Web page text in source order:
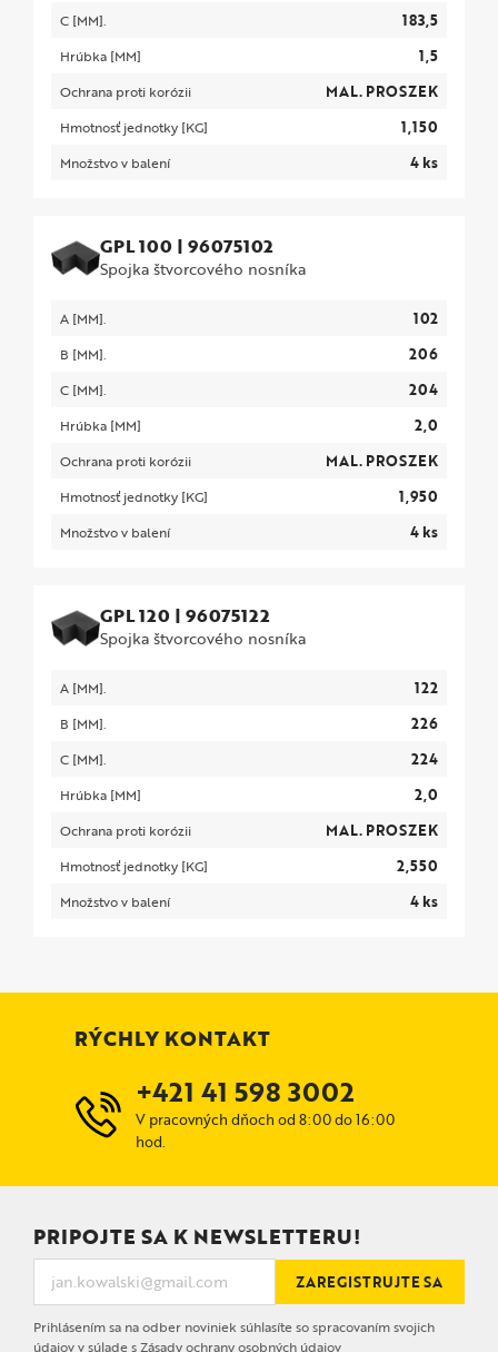
C [MM]. 183,5
Hrúbka [MM] 1,5
Ochrana proti korózii MAL. PROSZEK
Hmotnosť jednotky [KG] 1,150
Množstvo v balení 4 ks
GPL 100 | 96075102
Spojka štvorcového nosníka
A [MM]. 102
B [MM]. 206
C [MM]. 204
Hrúbka [MM] 2,0
Ochrana proti korózii MAL. PROSZEK
Hmotnosť jednotky [KG] 1,950
Množstvo v balení 4 ks
GPL 120 | 96075122
Spojka štvorcového nosníka
A [MM]. 122
B [MM]. 226
C [MM]. 224
Hrúbka [MM] 2,0
Ochrana proti korózii MAL. PROSZEK
Hmotnosť jednotky [KG] 2,550
Množstvo v balení 4 ks
RÝCHLY KONTAKT
+421 41 598 3002
V pracovných dňoch od 8:00 do 16:00
hod.
PRIPOJTE SA K NEWSLETTERU!
ZAREGISTRUJTE SA
Prihlásením sa na odber noviniek súhlasíte so spracovaním svojich
údajov v súlade sZásady ochrany osobných údajov